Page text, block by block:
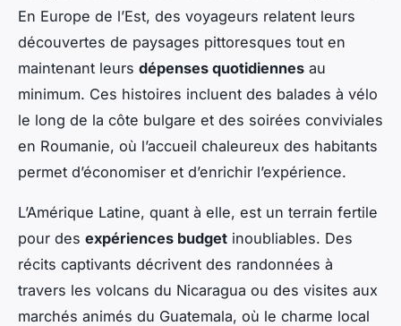
En Europe de l’Est, des voyageurs relatent leurs
découvertes de paysages pittoresques tout en
maintenant leurs dépenses quotidiennes au
minimum. Ces histoires incluent des balades à vélo
le long de la côte bulgare et des soirées conviviales
en Roumanie, où l’accueil chaleureux des habitants
permet d’économiser et d’enrichir l’expérience.
L’Amérique Latine, quant à elle, est un terrain fertile
pour des expériences budget inoubliables. Des
récits captivants décrivent des randonnées à
travers les volcans du Nicaragua ou des visites aux
marchés animés du Guatemala, où le charme local